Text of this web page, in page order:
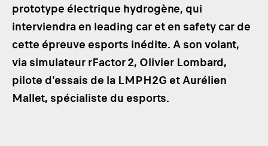
PARTENAIRES
NEWSLETTER
prototype électrique hydrogène, qui
interviendra en leading car et en safety car de
cette épreuve esports inédite. A son volant,
via simulateur rFactor 2, Olivier Lombard,
pilote d'essais de la LMPH2G et Aurélien
Mallet, spécialiste du esports.